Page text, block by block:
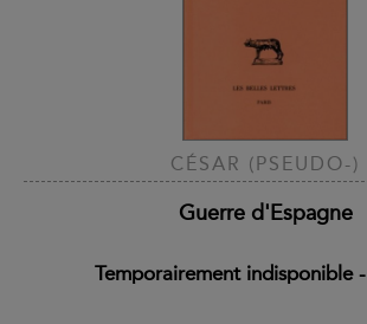
CÉSAR (PSEUDO-)
Guerre d'Espagne
Temporairement indisponible-